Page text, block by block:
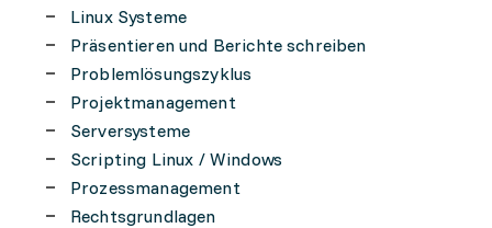
Linux Systeme
Präsentieren und Berichte schreiben
Problemlösungszyklus
Projektmanagement
Serversysteme
Scripting Linux / Windows
Prozessmanagement
Rechtsgrundlagen